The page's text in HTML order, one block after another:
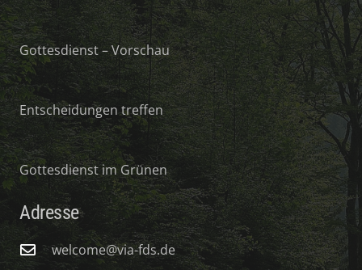
Gottesdienst – Vorschau
Entscheidungen treffen
Gottesdienst im Grünen
Adresse
welcome@via-fds.de